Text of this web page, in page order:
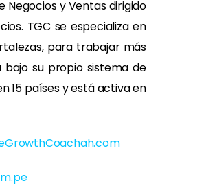
Negocios y Ventas dirigido
TGC se especializa en
para trabajar más
su propio sistema de
15 países y está activa en